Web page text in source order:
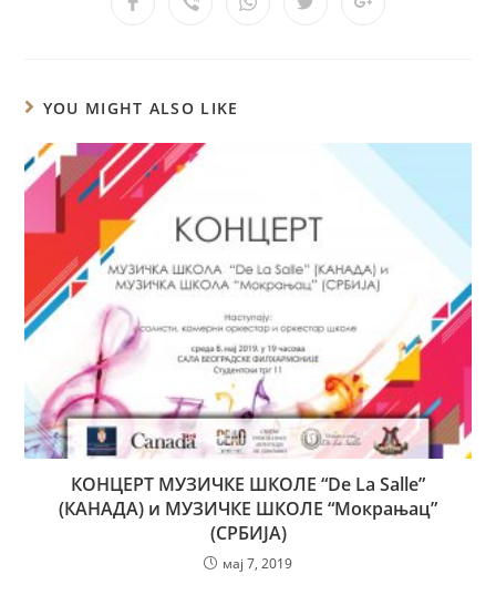
YOU MIGHT ALSO LIKE
КОНЦЕРТ МУЗИЧКЕ ШКОЛЕ “De La Salle”
(КАНАДА) и МУЗИЧКЕ ШКОЛЕ “Мокрањац”
(СРБИЈА)
мај 7, 2019